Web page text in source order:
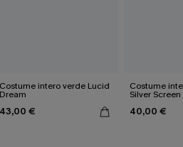
Costume intero verde Lucid
Dream
43,00 €
Costume
Silver Screen
40,00 €